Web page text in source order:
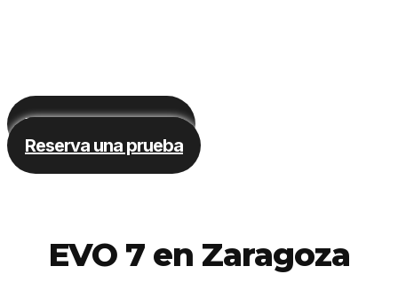
Ver caracterísiticas
Reserva una prueba
EVO 7 en Zaragoza